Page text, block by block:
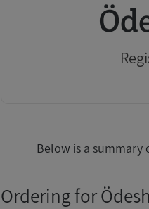
Below is a
Ordering for